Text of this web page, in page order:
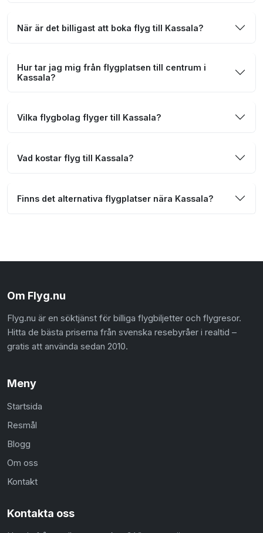
När är det billigast att boka flyg till Kassala?
Hur tar jag mig från flygplatsen till centrum i
Kassala?
Vilka flygbolag flyger till Kassala?
Vad kostar flyg till Kassala?
Finns det alternativa flygplatser nära Kassala?
Om Flyg.nu
Flyg.nu är en söktjänst för billiga flygbiljetter och flygresor.
Hitta de bästa priserna från svenska resebyråer i realtid –
gratis att använda sedan 2010.
Meny
Startsida
Resmål
Blogg
Om oss
Kontakt
Kontakta oss